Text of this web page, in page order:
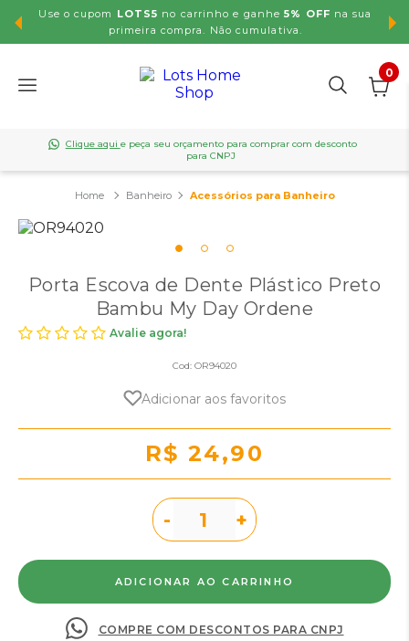
Use o cupom LOTS5 no carrinho e ganhe5% OFF na sua
primeira compra. Não cumulativa.
0
Clique aqui e peça seu orçamento para comprar com desconto
para CNPJ
Banheiro Acessórios para Banheiro
Porta Escova de Dente Plástico Preto
Bambu My Day Ordene
Avalie agora!
Cod:OR94020
Adicionar aos favoritos
R$ 24,90
- +
COMPRE COM DESCONTOS PARA CNPJ